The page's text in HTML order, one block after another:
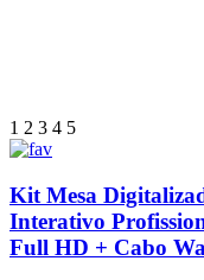
1 2 3 4 5
Kit Mesa
Interativo
Full HD + Cabo